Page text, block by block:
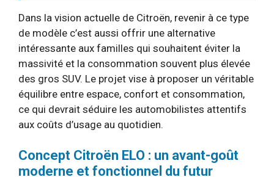
Dans la vision actuelle de Citroën, revenir à ce type
de modèle c’est aussi offrir une alternative
intéressante aux familles qui souhaitent éviter la
massivité et la consommation souvent plus élevée
des gros SUV. Le projet vise à proposer un véritable
équilibre entre espace, confort et consommation,
ce qui devrait séduire les automobilistes attentifs
aux coûts d’usage au quotidien.
Concept Citroën ELO : un avant-goût
moderne et fonctionnel du futur